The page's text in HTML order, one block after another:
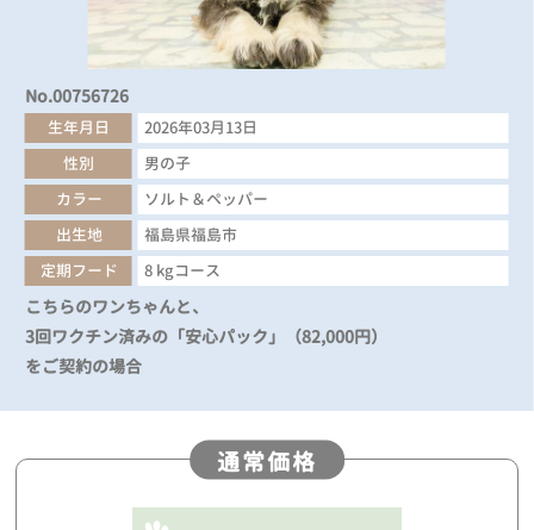
No.00756726
生年月日
2026年03月13日
性別
男の子
カラー
ソルト＆ペッパー
出生地
福島県福島市
定期フード
8 kgコース
こちらのワンちゃんと、
3回ワクチン済みの「安心パック」（82,000円）
をご契約の場合
通常価格